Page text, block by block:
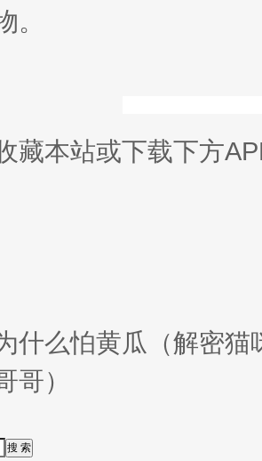
。
藏本站或下载下方
什么怕黄瓜（解密猫
哥）